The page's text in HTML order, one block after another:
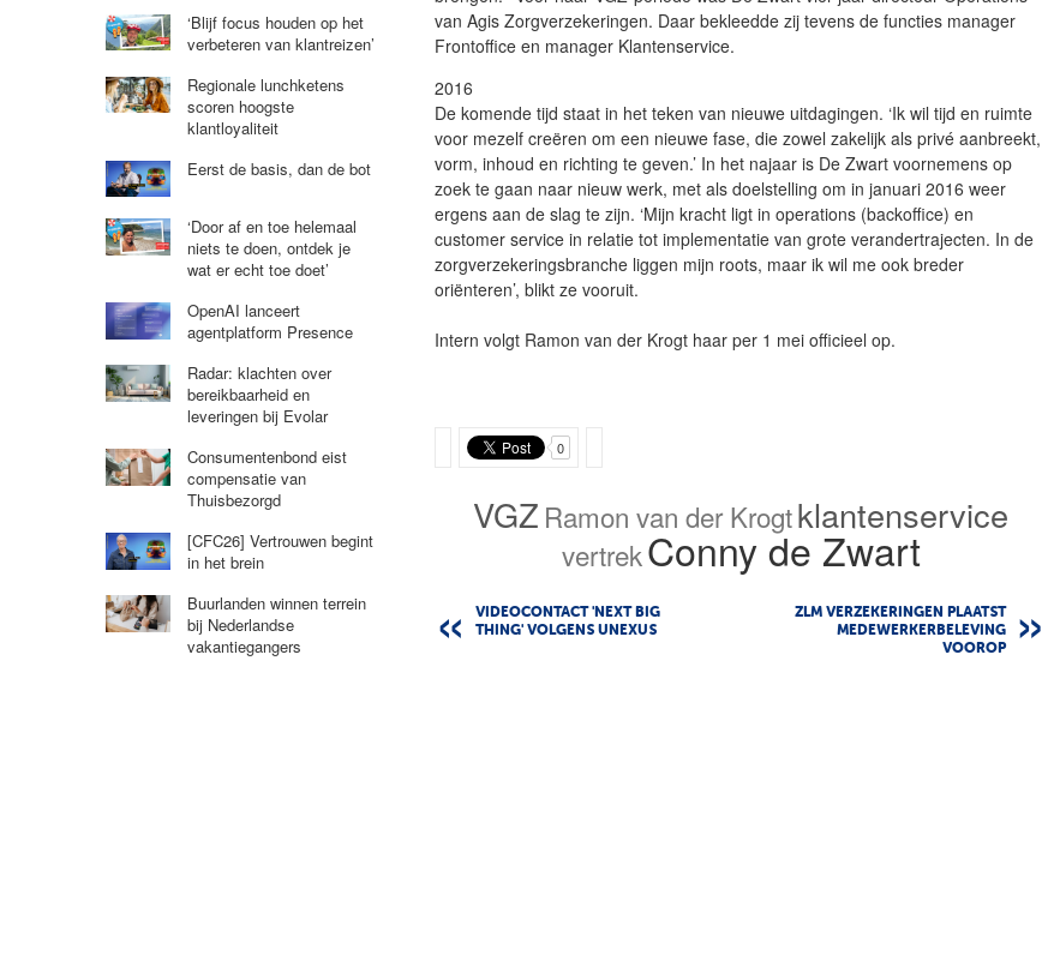
van Agis Zorgverzekeringen. Daar bekleedde zij tevens de functies manager
Frontoffice en manager Klantenservice.
2016
De komende tijd staat in het teken van nieuwe uitdagingen. ‘Ik wil tijd en ruimte
voor mezelf creëren om een nieuwe fase, die zowel zakelijk als privé aanbreekt,
vorm, inhoud en richting te geven.’ In het najaar is De Zwart voornemens op
zoek te gaan naar nieuw werk, met als doelstelling om in januari 2016 weer
ergens aan de slag te zijn. ‘Mijn kracht ligt in operations (backoffice) en
customer service in relatie tot implementatie van grote verandertrajecten. In de
zorgverzekeringsbranche liggen mijn roots, maar ik wil me ook breder
oriënteren’, blikt ze vooruit.
Intern volgt Ramon van der Krogt haar per 1 mei officieel op.
0
VGZ Ramon van der Krogtklantenservice
vertrekConny de Zwart
VIDEOCONTACT 'NEXT BIG
THING' VOLGENS UNEXUS
ZLM VERZEKERINGEN PLAATST
MEDEWERKERBELEVING
VOOROP
‘Blijf focus houden op het
verbeteren van klantreizen’
Regionale lunchketens
scoren hoogste
klantloyaliteit
Eerst de basis, dan de bot
‘Door af en toe helemaal
niets te doen, ontdek je
wat er echt toe doet’
OpenAI lanceert
agentplatform Presence
Radar: klachten over
bereikbaarheid en
leveringen bij Evolar
Consumentenbond eist
compensatie van
Thuisbezorgd
[CFC26] Vertrouwen begint
in het brein
Buurlanden winnen terrein
bij Nederlandse
vakantiegangers